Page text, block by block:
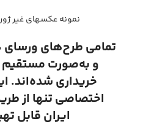
نمونه عکسهای غیر
تمامی طرح‌های ورسای
و به‌صورت مستقیم
خریداری شده‌اند.
اختصاصی تنها از
ایران قابل